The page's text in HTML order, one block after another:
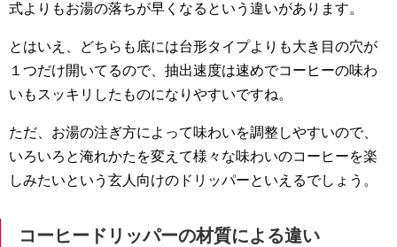
式よりもお湯の落ちが早くなるという違いがあります。
とはいえ、どちらも底には台形タイプよりも大き目の穴が
１つだけ開いてるので、抽出速度は速めでコーヒーの味わ
いもスッキリしたものになりやすいですね。
ただ、お湯の注ぎ方によって味わいを調整しやすいので、
いろいろと淹れかたを変えて様々な味わいのコーヒーを楽
しみたいという玄人向けのドリッパーといえるでしょう。
コーヒードリッパーの材質による違い